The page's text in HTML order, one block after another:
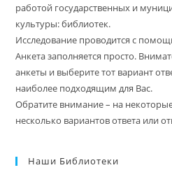
работой государственных и
культуры: библиотек.
Исследование проводится с
Анкета заполняется просто.
анкеты и выберите тот вариант
наиболее подходящим для Вас.
Обратите внимание – на
несколько вариантов ответа или
Наши Библиотеки